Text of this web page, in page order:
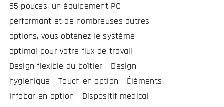
65 pouces, un équipement PC
performant et de nombreuses autres
options, vous obtenez le système
optimal pour votre flux de travail -
Design flexible du boîtier - Design
hygiénique - Touch en option - Éléments
Infobar en option - Dispositif médical